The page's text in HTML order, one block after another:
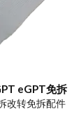
eGPT免拆
改转免拆配件